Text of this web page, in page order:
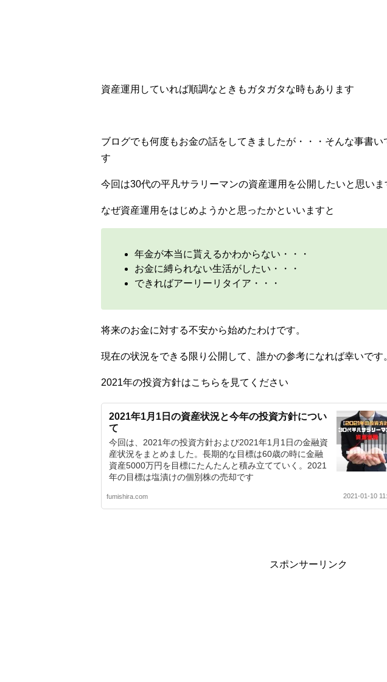
資産運用していれば順調なときもガタガタな時もあります
ブログでも何度もお金の話をしてきましたが・・・そんな事書い
す
今回は30代の平凡サラリーマンの資産運用を公開したいと思いま
なぜ資産運用をはじめようかと思ったかといいますと
年金が本当に貰えるかわからない・・・
お金に縛られない生活がしたい・・・
できればアーリーリタイア・・・
将来のお金に対する不安から始めたわけです。
現在の状況をできる限り公開して、誰かの参考になれば幸いです
2021年の投資方針はこちらを見てください
2021年1月1日の資産状況と今年の投資方針につい
て
今回は、2021年の投資方針および2021年1月1日の金融資
産状況をまとめました。長期的な目標は60歳の時に金融
資産5000万円を目標にたんたんと積み立てていく。2021
年の目標は塩漬けの個別株の売却です
fumishira.com 2021-01-10
スポンサーリンク